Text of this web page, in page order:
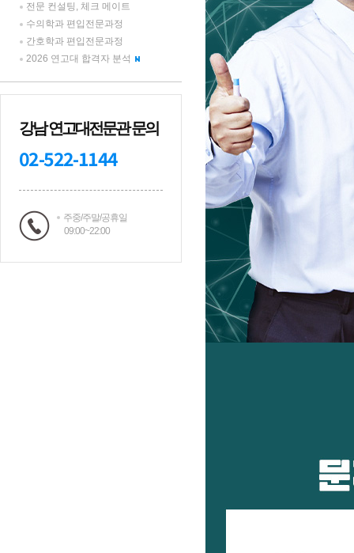
전문 컨설팅, 체크 메이트
수의학과 편입전문과정
간호학과 편입전문과정
2026 연고대 합격자 분석
강남 연고대전문관 문의
02-522-1144
주중/주말/공휴일
09:00~22:00